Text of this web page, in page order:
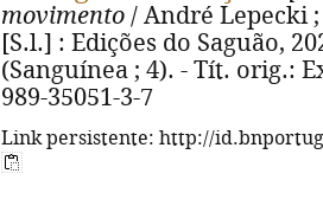
movimento / André Lepecki
[S.l.] : Edições do Saguão,
(Sanguínea ; 4). - Tít. orig.:
989-35051-3-7
Link persistente: http://